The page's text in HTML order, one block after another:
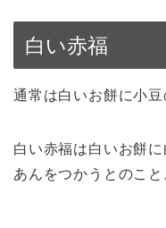
白い赤福
通常は白いお餅に小豆
白い赤福は白いお餅
あんをつかうとのこと